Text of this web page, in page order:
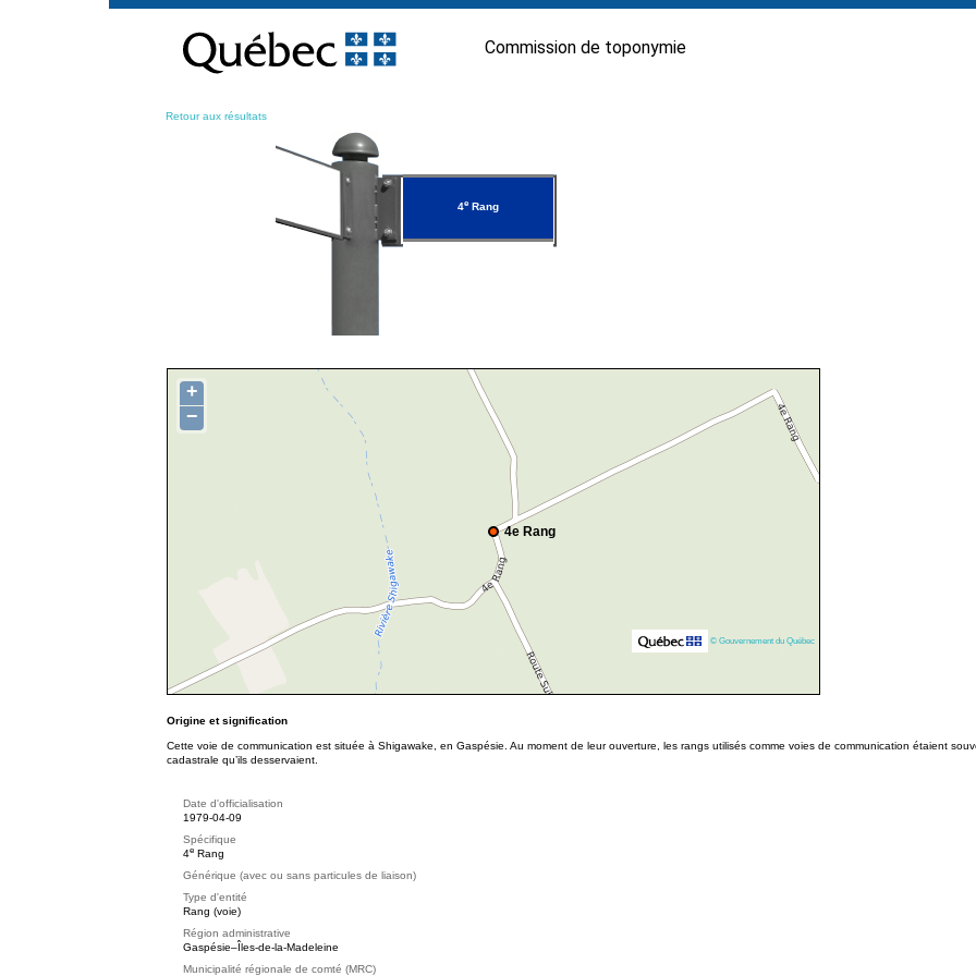
contenu
Commission de toponymie
Retour aux résultats
4eRang
4e Rang
+
−
© Gouvernement du Québec
Origine et signification
Cette voie de communication est située à Shigawake, en Gaspésie. Au moment de leur ouverture, les rangs utilisés comme voies de communication étaient
cadastrale qu’ils desservaient.
Date d'officialisation
1979-04-09
Spécifique
4e Rang
Générique (avec ou sans particules de liaison)
Type d'entité
Rang (voie)
Région administrative
Gaspésie–Îles-de-la-Madeleine
Municipalité régionale de comté (MRC)